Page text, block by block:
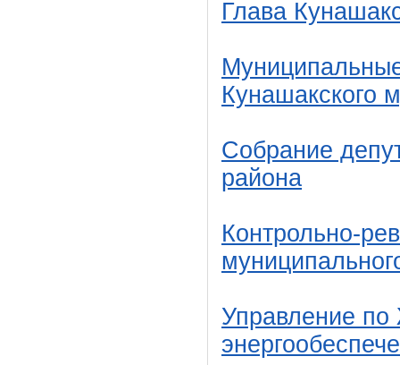
Глава
Кунашакского
Собрание
района
Контрольно-
Управление по